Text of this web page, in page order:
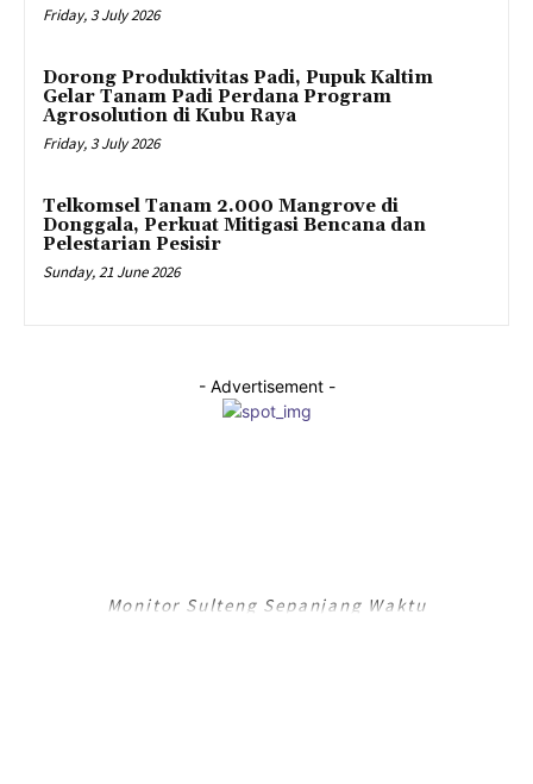
Friday, 3 July 2026
Dorong Produktivitas Padi, Pupuk Kaltim
Gelar Tanam Padi Perdana Program
Agrosolution di Kubu Raya
Friday, 3 July 2026
Telkomsel Tanam 2.000 Mangrove di
Donggala, Perkuat Mitigasi Bencana dan
Pelestarian Pesisir
Sunday, 21 June 2026
- Advertisement -
Monitor Sulteng Sepanjang Waktu